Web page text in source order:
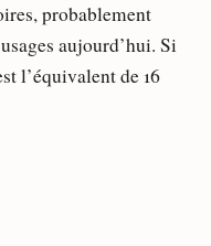
probablement
aujourd’hui. Si
l’équivalent de 16